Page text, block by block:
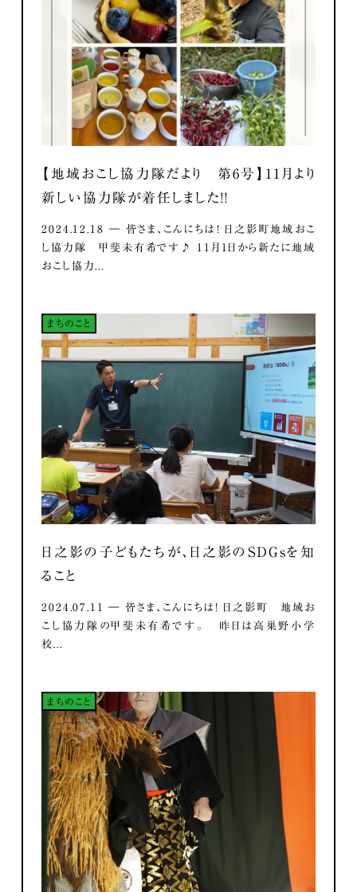
【地域おこし協力隊だより 第6号】11月より
新しい協力隊が着任しました！！
2024.12.18 ― 皆さま、こんにちは！ 日之影町地域おこ
し協力隊 甲斐未有希です♪ 11月1日から新たに地域
おこし協力...
まちのこと
日之影の子どもたちが、日之影のSDGsを知
ること
2024.07.11 ― 皆さま、こんにちは！ 日之影町 地域お
こし協力隊の甲斐未有希です。 昨日は高巣野小学
校...
まちのこと